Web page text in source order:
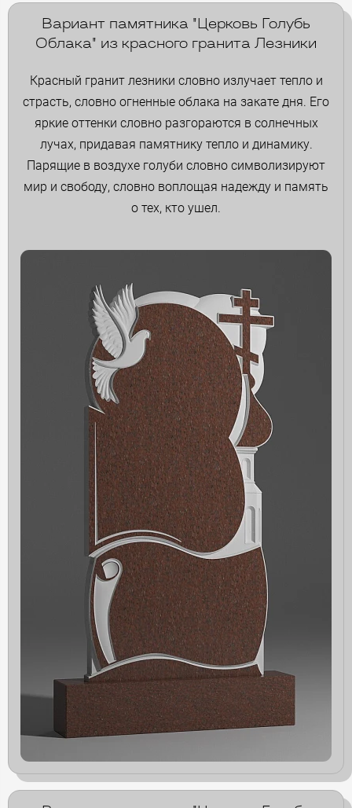
Вариант памятника "Церковь Голубь
Облака" из красного гранита Лезники
Красный гранит лезники словно излучает тепло и
страсть, словно огненные облака на закате дня. Его
яркие оттенки словно разгораются в солнечных
лучах, придавая памятнику тепло и динамику.
Парящие в воздухе голуби словно символизируют
мир и свободу, словно воплощая надежду и память
о тех, кто ушел.